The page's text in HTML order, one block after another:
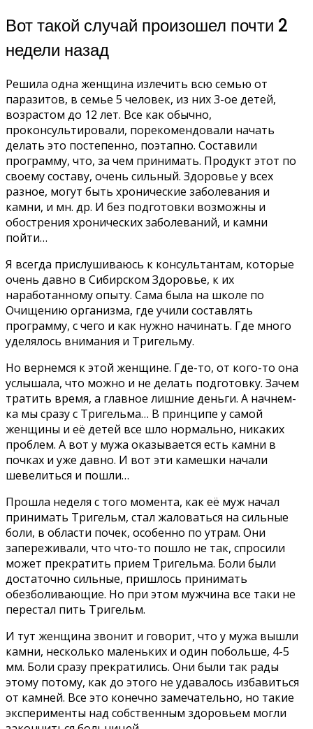
Вот такой случай произошел почти 2
недели назад
Решила одна женщина излечить всю семью от
паразитов, в семье 5 человек, из них 3-ое детей,
возрастом до 12 лет. Все как обычно,
проконсультировали, порекомендовали начать
делать это постепенно, поэтапно. Составили
программу, что, за чем принимать. Продукт этот по
своему составу, очень сильный. Здоровье у всех
разное, могут быть хронические заболевания и
камни, и мн. др. И без подготовки возможны и
обострения хронических заболеваний, и камни
пойти…
Я всегда прислушиваюсь к консультантам, которые
очень давно в Сибирском Здоровье, к их
наработанному опыту. Сама была на школе по
Очищению организма, где учили составлять
программу, с чего и как нужно начинать. Где много
уделялось внимания и Тригельму.
Но вернемся к этой женщине. Где-то, от кого-то она
услышала, что можно и не делать подготовку. Зачем
тратить время, а главное лишние деньги. А начнем-
ка мы сразу с Тригельма… В принципе у самой
женщины и её детей все шло нормально, никаких
проблем. А вот у мужа оказывается есть камни в
почках и уже давно. И вот эти камешки начали
шевелиться и пошли…
Прошла неделя с того момента, как её муж начал
принимать Тригельм, стал жаловаться на сильные
боли, в области почек, особенно по утрам. Они
запереживали, что что-то пошло не так, спросили
может прекратить прием Тригельма. Боли были
достаточно сильные, пришлось принимать
обезболивающие. Но при этом мужчина все таки не
перестал пить Тригельм.
И тут женщина звонит и говорит, что у мужа вышли
камни, несколько маленьких и один побольше, 4-5
мм. Боли сразу прекратились. Они были так рады
этому потому, как до этого не удавалось избавиться
от камней. Все это конечно замечательно, но такие
эксперименты над собственным здоровьем могли